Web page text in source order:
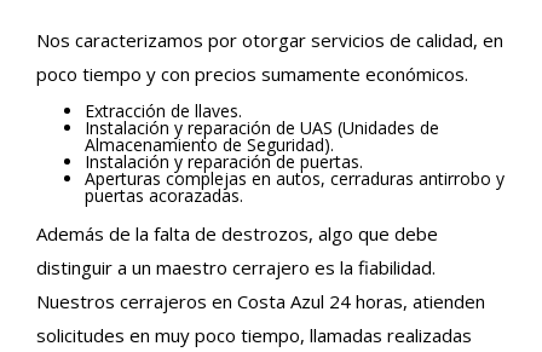
Nos caracterizamos por otorgar servicios de calidad, en
poco tiempo y con precios sumamente económicos.
Extracción de llaves.
Instalación y reparación de UAS (Unidades de
Almacenamiento de Seguridad).
Instalación y reparación de puertas.
Aperturas complejas en autos, cerraduras antirrobo y
puertas acorazadas.
Además de la falta de destrozos, algo que debe
distinguir a un maestro cerrajero es la fiabilidad.
Nuestros cerrajeros en Costa Azul 24 horas, atienden
solicitudes en muy poco tiempo, llamadas realizadas